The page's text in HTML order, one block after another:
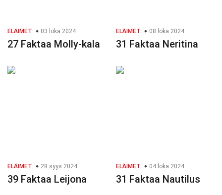
ELÄIMET 03 loka 2024
27 Faktaa Molly-kala
ELÄIMET 08 loka 2024
31 Faktaa Neritina
ELÄIMET 28 syys 2024
39 Faktaa Leijona
ELÄIMET 04 loka 2024
31 Faktaa Nautilus